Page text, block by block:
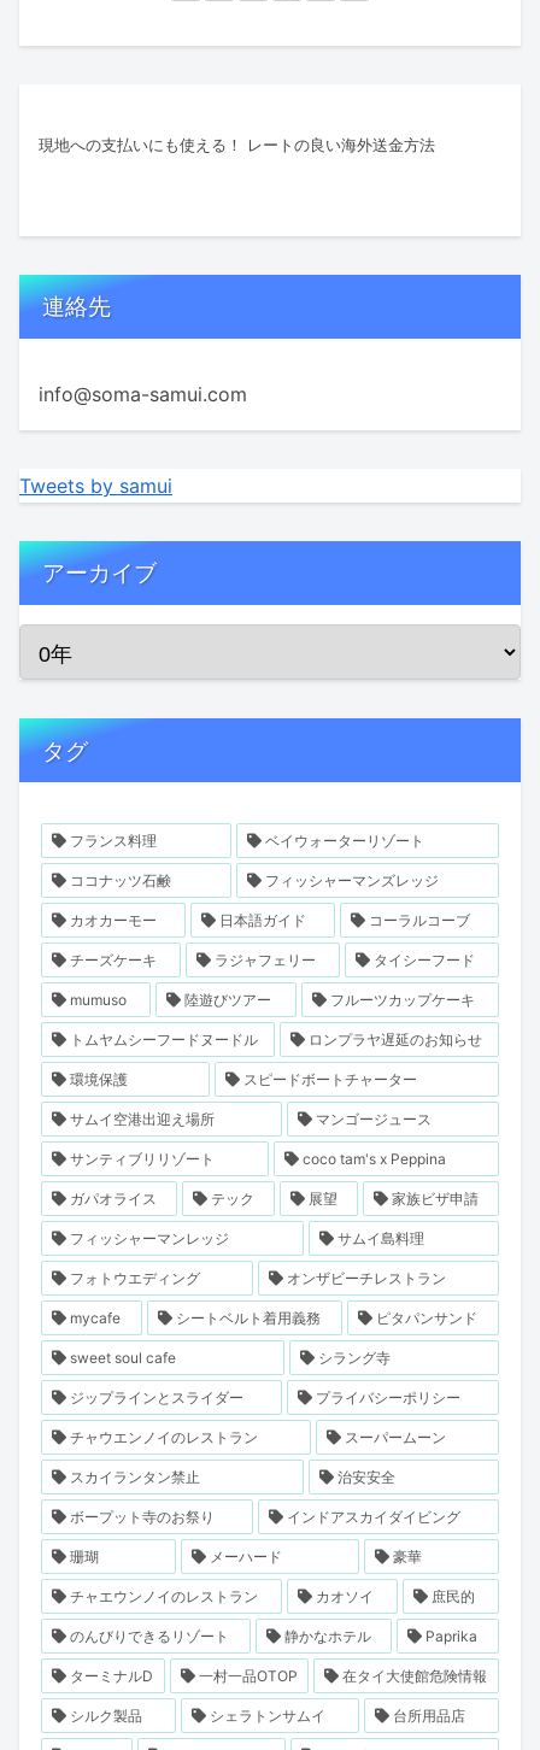
現地への支払いにも使える！ レートの良い海外送金方法
連絡先
info@soma-samui.com
Tweets by samui
アーカイブ
タグ
フランス料理 ベイウォーターリゾート
ココナッツ石鹸 フィッシャーマンズレッジ
カオカーモー 日本語ガイド コーラルコーブ
チーズケーキ ラジャフェリー タイシーフード
mumuso 陸遊びツアー フルーツカップケーキ
トムヤムシーフードヌードル ロンプラヤ遅延のお知らせ
環境保護 スピードボートチャーター
サムイ空港出迎え場所 マンゴージュース
サンティブリリゾート coco tam's x Peppina
ガパオライス テック 展望 家族ビザ申請
フィッシャーマンレッジ サムイ島料理
フォトウエディング オンザビーチレストラン
mycafe シートベルト着用義務 ピタパンサンド
sweet soul cafe シラング寺
ジップラインとスライダー プライバシーポリシー
チャウエンノイのレストラン スーパームーン
スカイランタン禁止 治安安全
ボープット寺のお祭り インドアスカイダイビング
珊瑚 メーハード 豪華
チャエウンノイのレストラン カオソイ 庶民的
のんびりできるリゾート 静かなホテル Paprika
ターミナルD 一村一品OTOP 在タイ大使館危険情報
シルク製品 シェラトンサムイ 台所用品店